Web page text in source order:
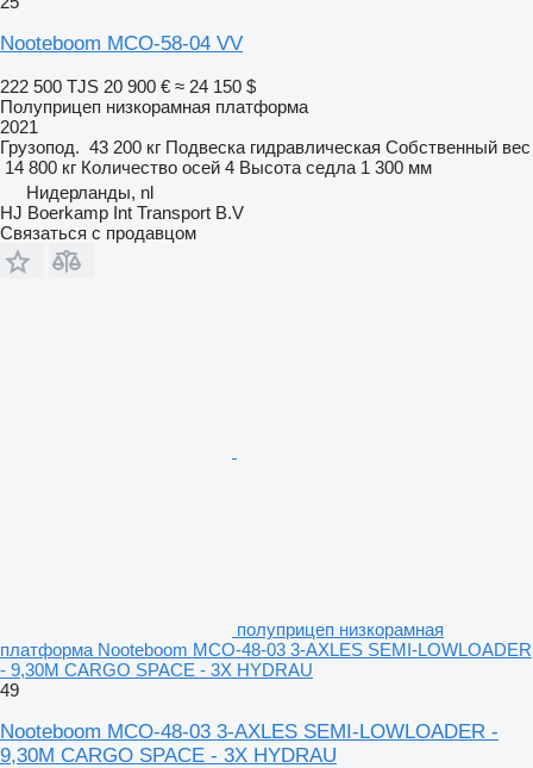
Nooteboom MCO-58-04 VV
222 500 TJS 20 900 € ≈ 24 150 $
Полуприцеп низкорамная платформа
2021
Грузопод. 43 200 кг Подвеска гидравлическая Собственный вес
14 800 кг Количество осей 4 Высота седла 1 300 мм
Нидерланды, nl
HJ Boerkamp Int Transport B.V
Связаться с продавцом
полуприцеп низкорамная
платформа Nooteboom MCO-48-03 3-AXLES SEMI-LOWLOADER
- 9,30M CARGO SPACE - 3X HYDRAU
49
Nooteboom MCO-48-03 3-AXLES SEMI-LOWLOADER -
9,30M CARGO SPACE - 3X HYDRAU